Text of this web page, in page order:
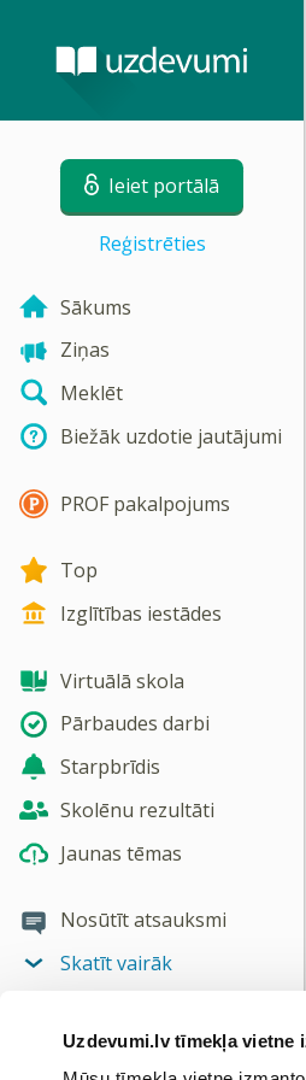
Uzdevumi.lv tīmekļa vietne
Ieiet portālā
Reģistrēties
Sākums
Ziņas
Meklēt
Biežāk uzdotie jautājumi
PROF pakalpojums
Top
Izglītības iestādes
Virtuālā skola
Pārbaudes darbi
Starpbrīdis
Skolēnu rezultāti
Jaunas tēmas
Nosūtīt atsauksmi
Skatīt vairāk